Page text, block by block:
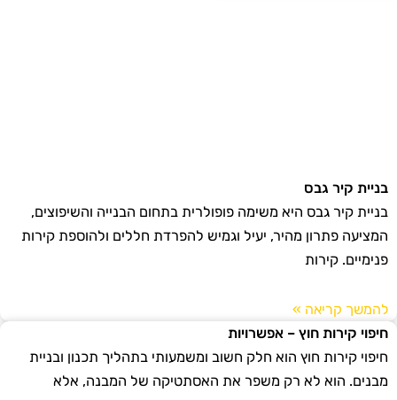
בניית קיר גבס
בניית קיר גבס היא משימה פופולרית בתחום הבנייה והשיפוצים,
המציעה פתרון מהיר, יעיל וגמיש להפרדת חללים ולהוספת קירות
פנימיים. קירות
להמשך קריאה »
חיפוי קירות חוץ – אפשרויות
חיפוי קירות חוץ הוא חלק חשוב ומשמעותי בתהליך תכנון ובניית
מבנים. הוא לא רק משפר את האסתטיקה של המבנה, אלא